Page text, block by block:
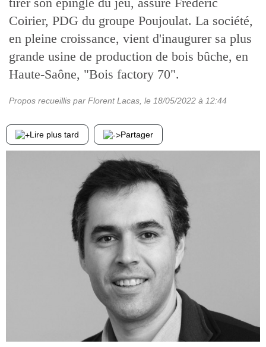
Coirier, PDG du groupe Poujoulat. La société,
en pleine croissance, vient d'inaugurer sa plus
grande usine de production de bois bûche, en
Haute-Saône, "Bois factory 70".
Propos recueillis par Florent Lacas , le 18/05/2022 à 12:44
Lire plus tard Partager